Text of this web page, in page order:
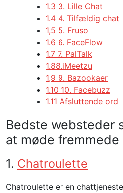
1.3 3. Lille Chat
1.4 4. Tilfældig chat
1,5 5. Fruso
1.6 6. FaceFlow
1.7 7. PalTalk
1.88.iMeetzu
1,9 9. Bazookaer
1.10 10. Facebuzz
1.11 Afsluttende ord
Bedste websteder
at møde fremmede
1. Chatroulette
Chatroulette er en